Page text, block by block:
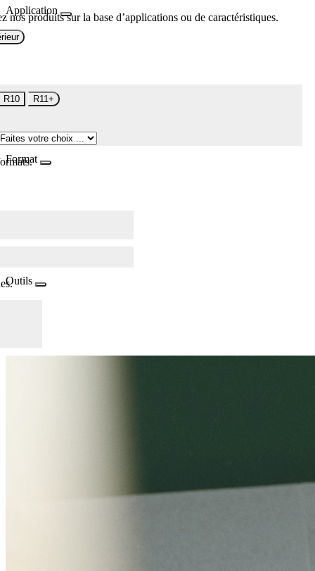
Application
nos produits sur la base d’applications ou de caractéristiques.
R10 R11+
Format
Outils